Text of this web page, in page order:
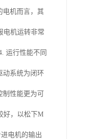
电机而言，其
电机运转非常
运行性能不同
动系统为闭环
性能更为可
好，以松下M
电机的输出